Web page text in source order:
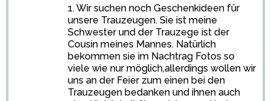
1. Wir suchen noch Geschenkideen für
unsere Trauzeugen. Sie ist meine
Schwester und der Trauzege ist der
Cousin meines Mannes. Natürlich
bekommen sie im Nachtrag Fotos so
viele wie nur möglich,allerdings wollen wir
uns an der Feier zum einen bei den
Trauzeugen bedanken und ihnen auch